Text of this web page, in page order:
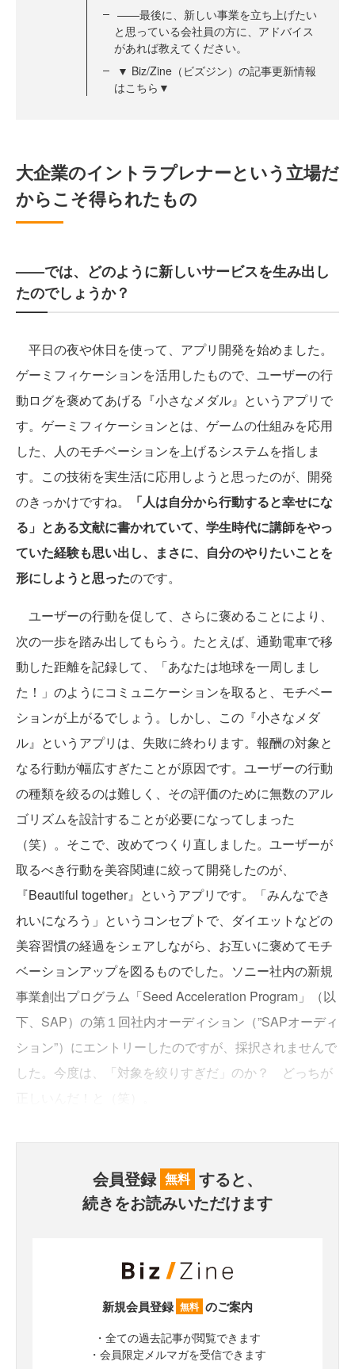
——最後に、新しい事業を立ち上げたい
と思っている会社員の方に、アドバイス
があれば教えてください。
▼ Biz/Zine（ビズジン）の記事更新情報
はこちら▼
大企業のイントラプレナーという立場だ
からこそ得られたもの
——では、どのように新しいサービスを生み出し
たのでしょうか？
平日の夜や休日を使って、アプリ開発を始めました。
ゲーミフィケーションを活用したもので、ユーザーの行
動ログを褒めてあげる『小さなメダル』というアプリで
す。ゲーミフィケーションとは、ゲームの仕組みを応用
した、人のモチベーションを上げるシステムを指しま
す。この技術を実生活に応用しようと思ったのが、開発
のきっかけですね。
「人は自分から行動すると幸せにな
る」とある文献に書かれていて、学生時代に講師をやっ
ていた経験も思い出し、まさに、自分のやりたいことを
形にしようと思ったのです。
ユーザーの行動を促して、さらに褒めることにより、
次の一歩を踏み出してもらう。たとえば、通勤電車で移
動した距離を記録して、「あなたは地球を一周しまし
た！」のようにコミュニケーションを取ると、モチベー
ションが上がるでしょう。しかし、この『小さなメダ
ル』というアプリは、失敗に終わります。報酬の対象と
なる行動が幅広すぎたことが原因です。ユーザーの行動
の種類を絞るのは難しく、その評価のために無数のアル
ゴリズムを設計することが必要になってしまった
（笑）。そこで、改めてつくり直しました。ユーザーが
取るべき行動を美容関連に絞って開発したのが、
『Beautiful together』というアプリです。「みんなでき
れいになろう」というコンセプトで、ダイエットなどの
美容習慣の経過をシェアしながら、お互いに褒めてモチ
ベーションアップを図るものでした。ソニー社内の新規
事業創出プログラム「Seed Acceleration Program」（以
下、SAP）の第１回社内オーディション（”SAPオーディ
ション”）にエントリーしたのですが、採択されませんで
した。今度は、「対象を絞りすぎだ」のか？ どっちが
会員登録 無料 すると、
続きをお読みいただけます
新規会員登録 無料 のご案内
・全ての過去記事が閲覧できます
・会員限定メルマガを受信できます